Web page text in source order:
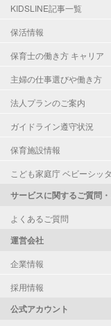
KIDSLINE記事一覧
保活情報
保育士の働き方 キャリア
主婦の仕事選びや働き方
法人プランのご案内
ガイドライン遵守状況
保育施設情報
こども家庭庁 ベビーシッ
サービスに関するご質問
よくあるご質問
運営会社
企業情報
採用情報
公式アカウント